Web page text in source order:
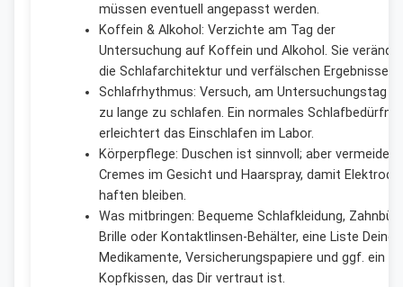
müssen eventuell angepasst werden.
Koffein & Alkohol: Verzichte am Tag der
Untersuchung auf Koffein und Alkohol. Sie
die Schlafarchitektur und verfälschen Ergebnisse.
Schlafrhythmus: Versuch, am Untersuchungstag
zu lange zu schlafen. Ein normales Schlafbedürfnis
erleichtert das Einschlafen im Labor.
Körperpflege: Duschen ist sinnvoll; aber vermeide
Cremes im Gesicht und Haarspray, damit
haften bleiben.
Was mitbringen: Bequeme Schlafkleidung,
Brille oder Kontaktlinsen-Behälter, eine Liste Deiner
Medikamente, Versicherungspapiere und ggf. ein
Kopfkissen, das Dir vertraut ist.